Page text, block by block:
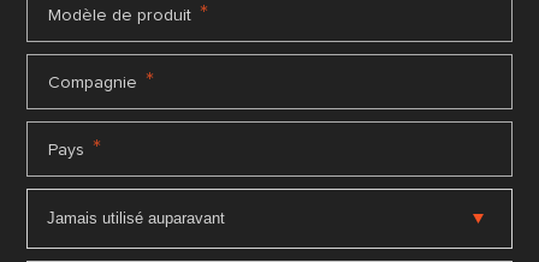
Modèle de produit *
Compagnie *
Pays *